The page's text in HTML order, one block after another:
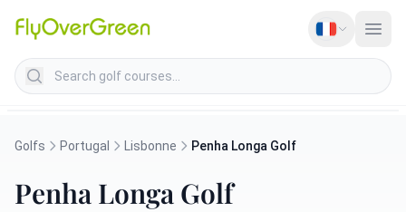
Search golf courses
Golfs Portugal Lisbonne Penha Longa Golf
Penha Longa Golf